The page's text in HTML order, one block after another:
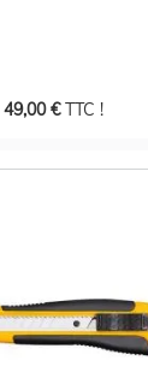
49,00 €TTC !